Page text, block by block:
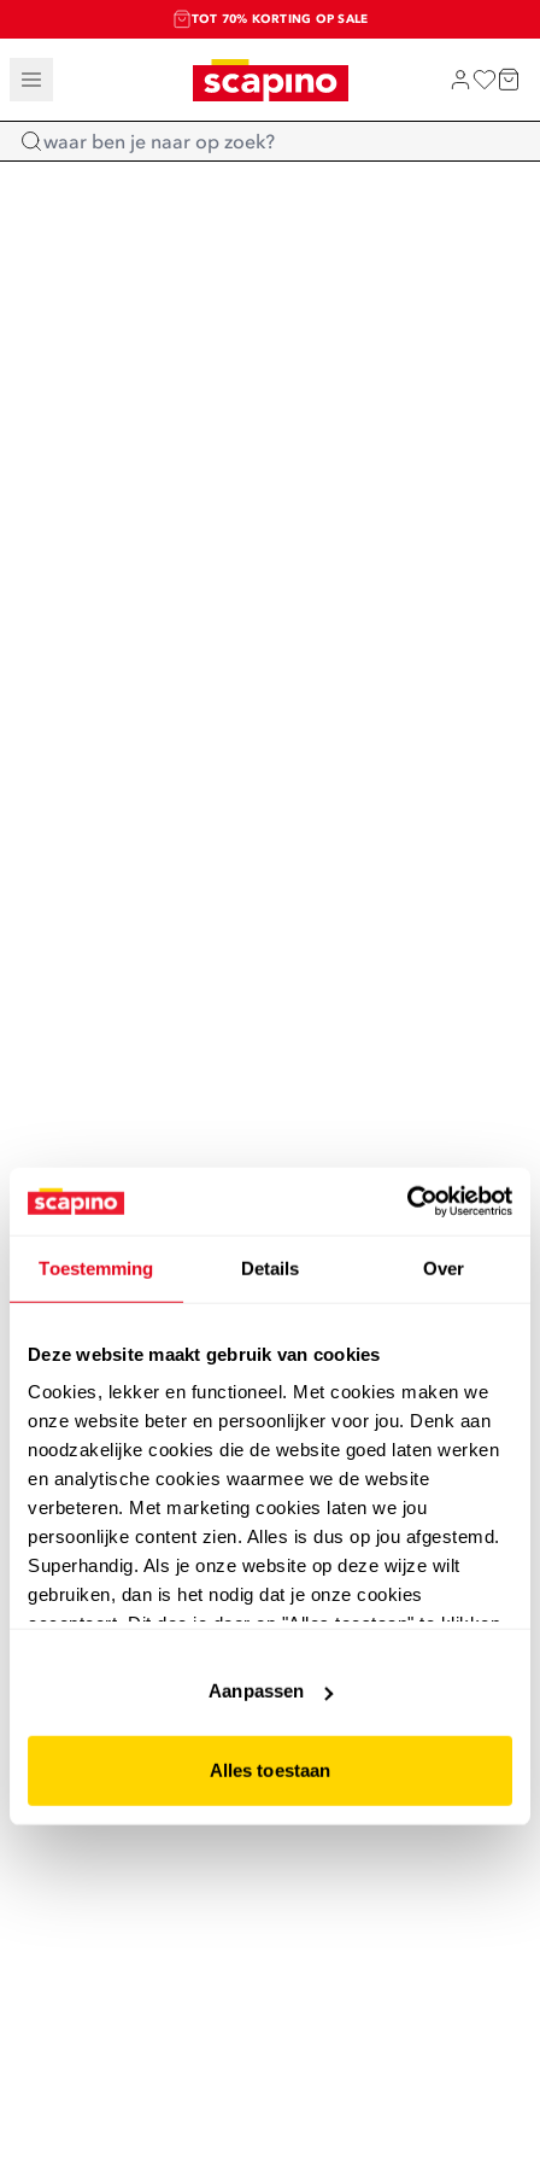
Toestemming Details Over
Deze website maakt gebruik van cookies
Cookies, lekker en functioneel. Met cookies maken we
onze website beter en persoonlijker voor jou. Denk aan
noodzakelijke cookies die de website goed laten werken
en analytische cookies waarmee we de website
verbeteren. Met marketing cookies laten we jou
persoonlijke content zien. Alles is dus op jou afgestemd.
Superhandig. Als je onze website op deze wijze wilt
gebruiken, dan is het nodig dat je onze cookies
accepteert. Dit doe je door op "Alles toestaan" te klikken.
website niet optimaal functioneert.
Aanpassen
Alles toestaan
TOT 70% KORTING OP SALE
SALE: LAATSTE KANS!
SHOP NIEUW
Home